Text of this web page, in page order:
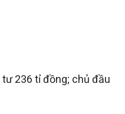
236 tỉ đồng; chủ đầu